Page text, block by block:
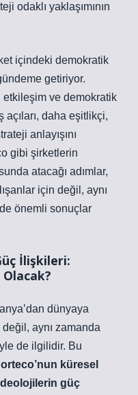
odaklı yaklaşımının
içindeki demokratik
getiriyor.
etkileşim ve demokratik
açıları, daha eşitlikçi,
anlayışını
gibi şirketlerin
atacağı adımlar,
için değil, aynı
önemli sonuçlar
İlişkileri:
dünyaya
aynı zamanda
de ilgilidir. Bu
küresel
güç